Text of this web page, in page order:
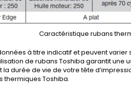
Caractéristique rubans
à titre indicatif et peuvent
de rubans Toshiba garantit
durée de vie de votre tête
thermiques Toshiba.